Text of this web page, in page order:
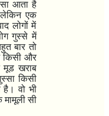
आता है
लेकिन एक
लोगों में
गुस्से में
बार तो
किसी और
मूड खराब
किसी
है। वो भी
सी